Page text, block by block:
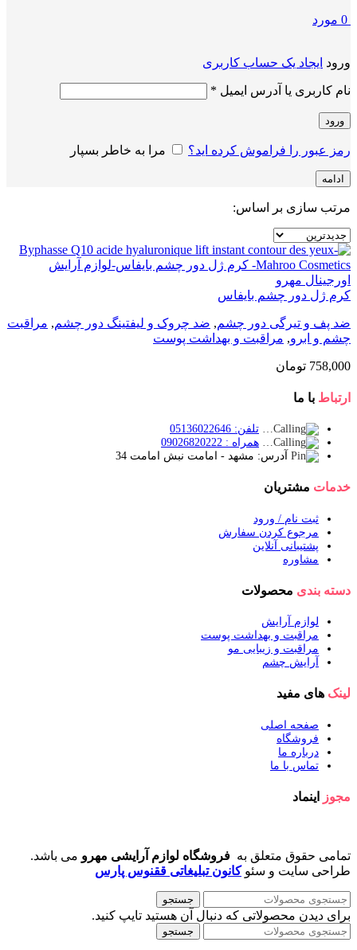
0 مورد
ورود ایجاد یک حساب کاربری
نام کاربری یا آدرس ایمیل *
ورود
رمز عبور را فراموش کرده اید؟ مرا به خاطر بسپار
ادامه
مرتب سازی بر اساس:
کرم ژل دور چشم بایفاس
ضد پف و تیرگی دور چشم, ضد چروک و لیفتینگ دور چشم, مراقبت
چشم و ابرو, مراقبت و بهداشت پوست
758,000 تومان
ارتباط با ما
تلفن: 05136022646
همراه : 09026820222
آدرس: مشهد - امامت نبش امامت 34
خدمات مشتریان
ثبت نام / ورود
مرجوع کردن سفارش
پشتیبانی آنلاین
مشاوره
دسته بندی محصولات
لوازم آرایش
مراقبت و بهداشت پوست
مراقبت و زیبایی مو
آرایش چشم
لینک های مفید
صفحه اصلی
فروشگاه
درباره ما
تماس با ما
مجوز اینماد
تمامی حقوق متعلق به فروشگاه لوازم آرایشی مهرو می باشد.
طراحی سایت و سئوکانون تبلیغاتی ققنوس پارس
جستجو
برای دیدن محصولاتی که دنبال آن هستید تایپ کنید.
جستجو